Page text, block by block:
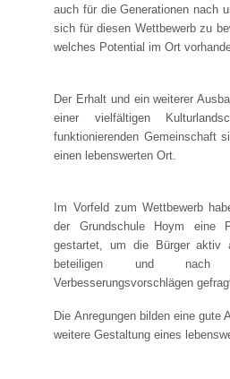
auch für die Generationen nach
sich für diesen Wettbewerb zu
welches Potential im Ort
Der Erhalt und ein weiterer
einer vielfältigen
funktionierenden Gemeinschaft
einen lebenswerten Ort.
Im Vorfeld zum Wettbewerb
der Grundschule Hoym eine
gestartet, um die Bürger aktiv
beteiligen und nach
Verbesserungsvorschlägen
Die Anregungen bilden eine gute
weitere Gestaltung eines